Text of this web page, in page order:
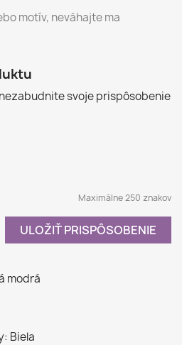
motív, neváhajte ma
svoje prispôsobenie
Maximálne 250 znakov
ULOŽIŤ PRISPÔSOBENIE
modrá
Biela